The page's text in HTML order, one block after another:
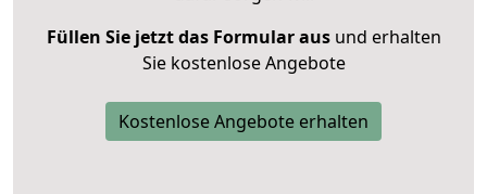
Füllen Sie jetzt das Formular ausund erhalten
Sie kostenlose Angebote
Kostenlose Angebote erhalten